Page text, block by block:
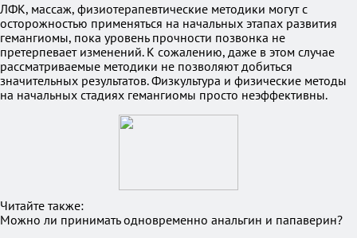
ЛФК, массаж, физиотерапевтические методики могут с
осторожностью применяться на начальных этапах развития
гемангиомы, пока уровень прочности позвонка не
претерпевает изменений. К сожалению, даже в этом случае
рассматриваемые методики не позволяют добиться
значительных результатов. Физкультура и физические методы
на начальных стадиях гемангиомы просто неэффективны.
Читайте также:
Можно ли принимать одновременно анальгин и папаверин?